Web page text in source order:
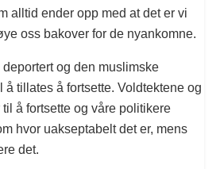
alltid ender opp med at det er vi
oss bakover for de nyankomne.
deportert og den muslimske
å tillates å fortsette. Voldtektene og
å fortsette og våre politikere
hvor uakseptabelt det er, mens
det.